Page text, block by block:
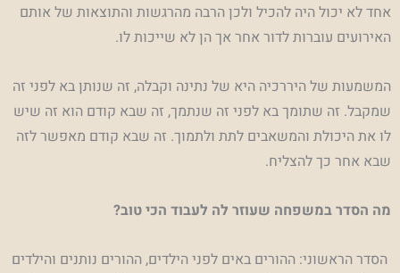
אחד לא יכול היה להכיל ולכן הרבה מהרגשות והתוצאות של אותם
האירועים עוברות לדור אחר אך הן לא שייכות לו.
המשמעות של היררכיה היא של נתינה וקבלה, זה שנותן בא לפני זה
שמקבל. זה שתומך בא לפני זה שנתמך, זה שבא קודם הוא זה שיש
לו את היכולת והמשאבים לתת ולתמוך. זה שבא קודם מאפשר לזה
שבא אחר כך להצליח.
מה הסדר במשפחה שעוזר לה לעבוד הכי טוב?
הסדר הראשוני: ההורים באים לפני הילדים, ההורים נותנים והילדים